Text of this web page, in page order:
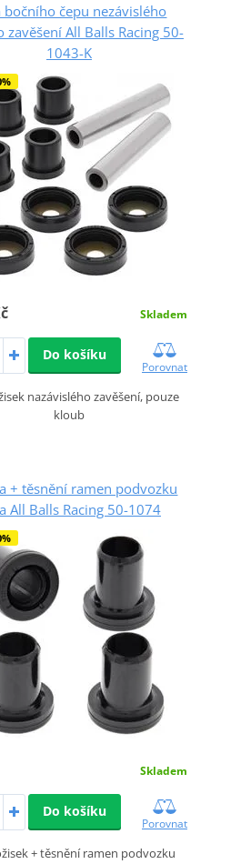
bočního čepu nezávislého
zavěšení All Balls Racing 50-
1043-K
Skladem
Do košíku
Porovnat
nazávislého zavěšení, pouze
kloub
+ těsnění ramen podvozku
All Balls Racing 50-1074
Skladem
Do košíku
Porovnat
+ těsnění ramen podvozku